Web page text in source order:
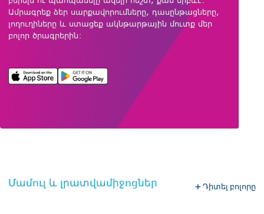
Ամրագրեք ձեր սարքավորումները, դասընթացները,
լողուղիները և ստացեք ակնթարթային մուտք մեր
բոլոր ծրագրերին:
Մամուլ և լրատվամիջոցներ Դիտել բոլորը